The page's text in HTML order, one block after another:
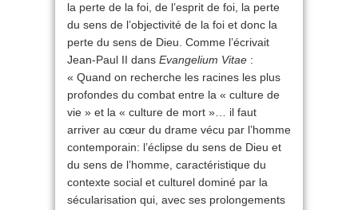
la perte de la foi, de l’esprit de foi, la perte
du sens de l’objectivité de la foi et donc la
perte du sens de Dieu. Comme l’écrivait
Jean-Paul II dans Evangelium Vitae :
« Quand on recherche les racines les plus
profondes du combat entre la « culture de
vie » et la « culture de mort »… il faut
arriver au cœur du drame vécu par l’homme
contemporain: l’éclipse du sens de Dieu et
du sens de l’homme, caractéristique du
contexte social et culturel dominé par la
sécularisation qui, avec ses prolongements